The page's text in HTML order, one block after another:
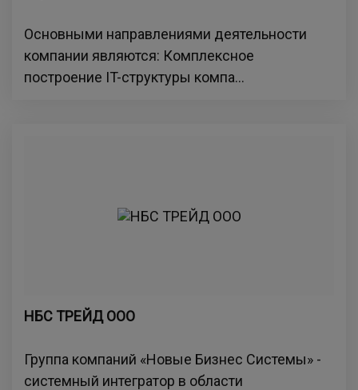
Основными направлениями деятельности
компании являются: Комплексное
построение IT-структуры компа...
НБС ТРЕЙД ООО
Группа компаний «Новые Бизнес Системы» -
системный интегратор в области